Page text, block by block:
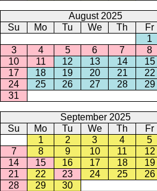
August 2025
Su
Mo Tu We Th Fr
1
3
4 5 6 7 8
10
11 12 13 14 15
17
18 19 20 21 22
24
25 26 27 28 29
31
September 2025
Su
Mo Tu We Th Fr
1
2 3 4 5
7
8 9 10 11 12
14
15 16 17 18 19
21
22 23 24 25 26
28
29 30